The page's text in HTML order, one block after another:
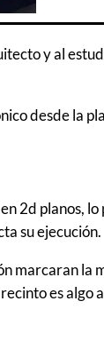
y al
desde la
2d planos,
su ejecución.
marcaran
es algo